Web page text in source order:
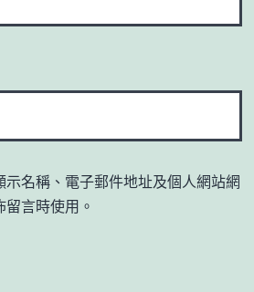
示名稱、電子郵件地址及個人網站網
言時使用。